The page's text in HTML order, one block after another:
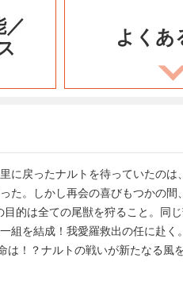
／
よくあ
戻ったナルトを待っていたのは
た。しかし再会の喜びもつかの間
的は全ての尾獣を狩ること。同
組を結成！我愛羅救出の任に赴く
！？ナルトの戦いが新たなる風